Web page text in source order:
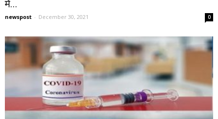
में...
newspost - December 30, 2021 0